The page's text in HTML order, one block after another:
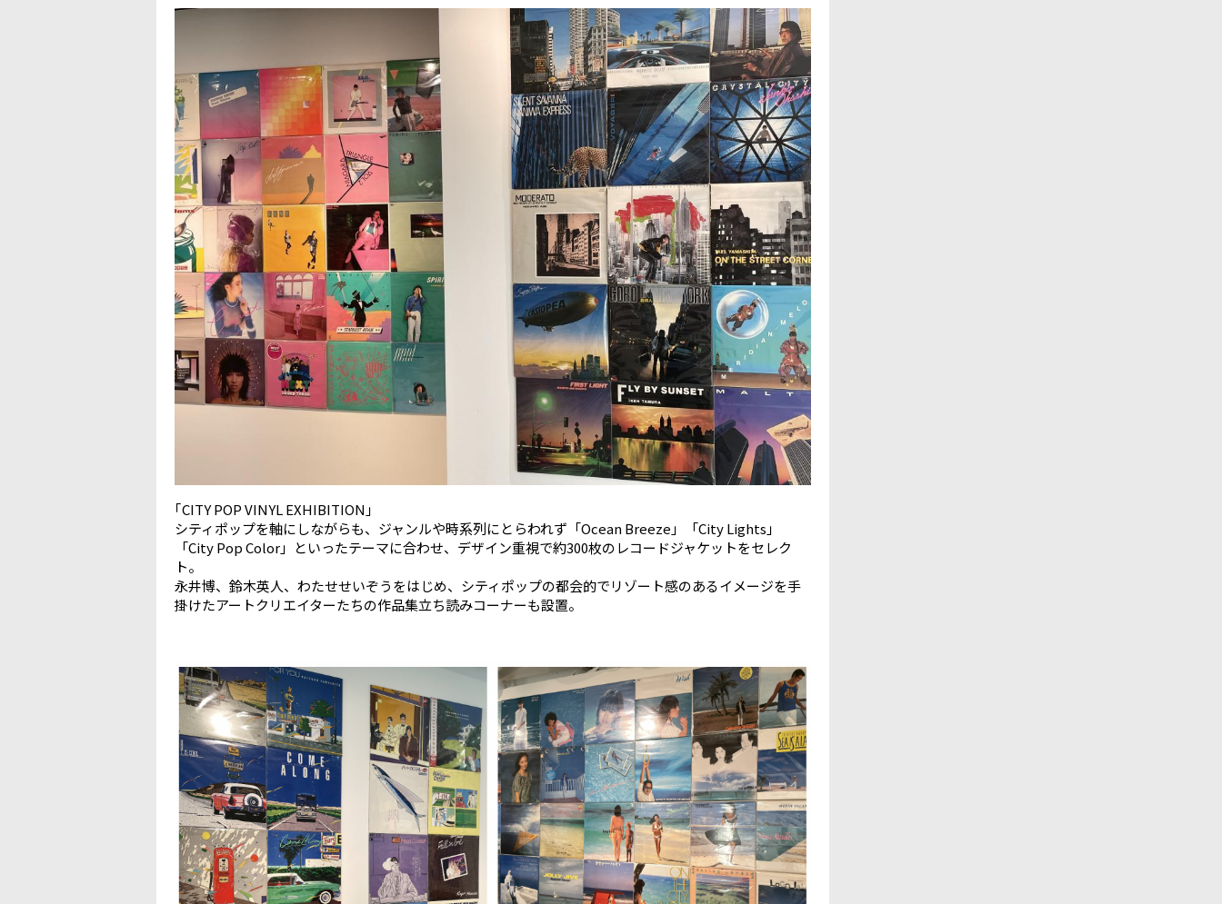
｢CITY POP VINYL EXHIBITION」
シティポップを軸にしながらも、ジャンルや時系列にとらわれず「Ocean Breeze」「City Lights」
「City Pop Color」といったテーマに合わせ、デザイン重視で約300枚のレコードジャケットをセレク
ト。
永井博、鈴木英人、わたせせいぞうをはじめ、シティポップの都会的でリゾート感のあるイメージを手
掛けたアートクリエイターたちの作品集立ち読みコーナーも設置。